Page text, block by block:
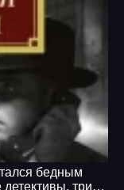
бедным
детективы, триллеры